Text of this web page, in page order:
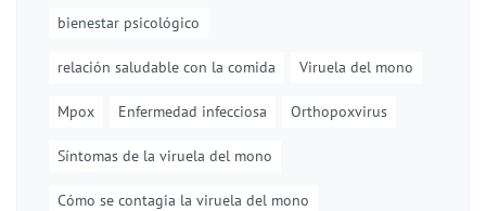
bienestar psicológico
relación saludable con la comida Viruela del mono
Mpox Enfermedad infecciosa Orthopoxvirus
Síntomas de la viruela del mono
Cómo se contagia la viruela del mono